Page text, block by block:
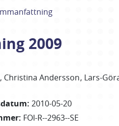
2009
Christina Andersson Lars-
: 2010-05-20
: FOI-R--2963--SE